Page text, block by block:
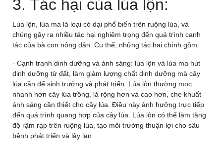
3. Tác hại của lúa lộn:
Lúa lộn, lúa ma là loại cỏ dại phổ biến trên ruộng lúa, và
chúng gây ra nhiều tác hại nghiêm trọng đến quá trình canh
tác của bà con nông dân. Cụ thể, những tác hại chính gồm:
- Cạnh tranh dinh dưỡng và ánh sáng: lúa lộn và lúa ma hút
dinh dưỡng từ đất, làm giảm lượng chất dinh dưỡng mà cây
lúa cần để sinh trưởng và phát triển. Lúa lộn thường mọc
nhanh hơn cây lúa trồng, lá rộng hơn và cao hơn, che khuất
ánh sáng cần thiết cho cây lúa. Điều này ảnh hưởng trực tiếp
đến quá trình quang hợp của cây lúa. Lúa lộn có thể làm tăng
độ rậm rạp trên ruộng lúa, tạo môi trường thuận lợi cho sâu
bệnh phát triển và lây lan